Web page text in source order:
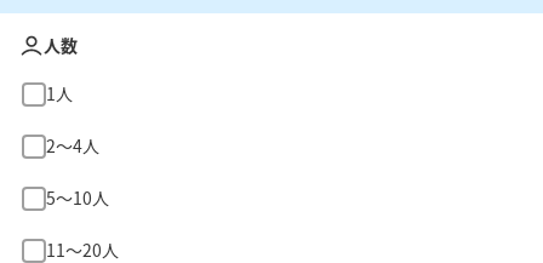
人数
1人
2〜4人
5〜10人
11〜20人